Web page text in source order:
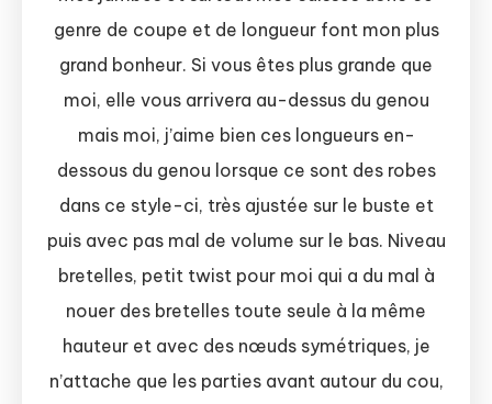
genre de coupe et de longueur font mon plus
grand bonheur. Si vous êtes plus grande que
moi, elle vous arrivera au-dessus du genou
mais moi, j’aime bien ces longueurs en-
dessous du genou lorsque ce sont des robes
dans ce style-ci, très ajustée sur le buste et
puis avec pas mal de volume sur le bas. Niveau
bretelles, petit twist pour moi qui a du mal à
nouer des bretelles toute seule à la même
hauteur et avec des nœuds symétriques, je
n’attache que les parties avant autour du cou,